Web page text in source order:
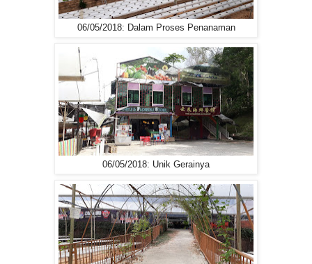
06/05/2018: Dalam Proses Penanaman
06/05/2018: Unik Gerainya